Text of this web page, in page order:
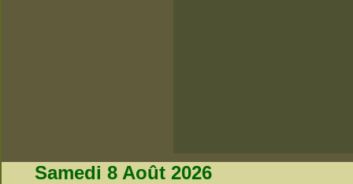
Samedi 8 Août 2026